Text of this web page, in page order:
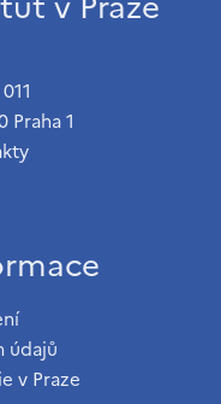
Praha 1
údajů
v Praze